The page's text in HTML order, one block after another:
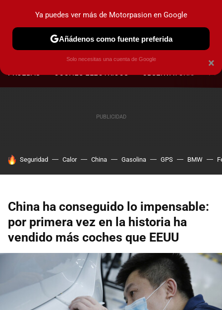
PRUEBAS COCHES ELÉCTRICOS OBSERVATORIO F1
HOY SE HABLA DE
Seguridad Calor China Gasolina GPS BMW
China ha conseguido lo impensable:
por primera vez en la historia ha
vendido más coches que EEUU
×
Ya puedes ver más de Motorpasion en Google
Añádenos como fuente preferida
Solo necesitas una cuenta de Google